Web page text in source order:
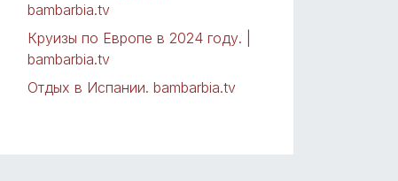
bambarbia.tv
Круизы по Европе в 2024 году. |
bambarbia.tv
Отдых в Испании. bambarbia.tv